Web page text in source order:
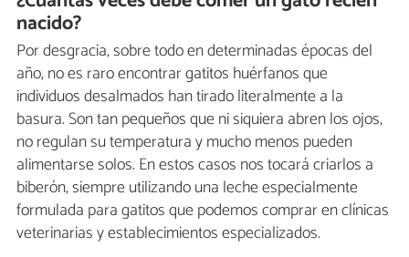
nacido?
Por desgracia, sobre todo en determinadas épocas del
año, no es raro encontrar gatitos huérfanos que
individuos desalmados han tirado literalmente a la
basura. Son tan pequeños que ni siquiera abren los ojos,
no regulan su temperatura y mucho menos pueden
alimentarse solos. En estos casos nos tocará criarlos a
biberón, siempre utilizando una leche especialmente
formulada para gatitos que podemos comprar en clínicas
veterinarias y establecimientos especializados.